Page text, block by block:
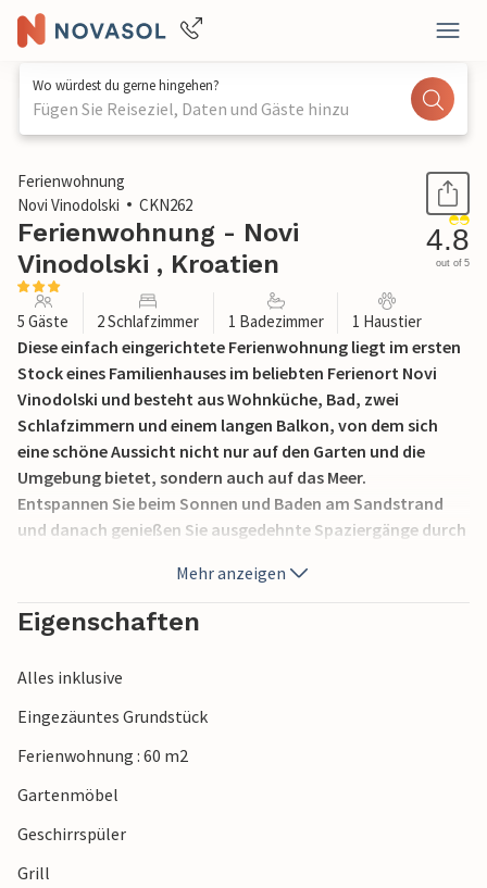
Wo würdest du gerne hingehen?
Fügen Sie Reiseziel, Daten und Gäste hinzu
1 / 25
Ferienwohnung
Novi Vinodolski
CKN262
Ferienwohnung - Novi
Vinodolski , Kroatien
4.8
out of 5
5 Gäste 2 Schlafzimmer 1 Badezimmer 1 Haustier
Diese einfach eingerichtete Ferienwohnung liegt im ersten
Stock eines Familienhauses im beliebten Ferienort Novi
Vinodolski und besteht aus Wohnküche, Bad, zwei
Schlafzimmern und einem langen Balkon, von dem sich
eine schöne Aussicht nicht nur auf den Garten und die
Umgebung bietet, sondern auch auf das Meer.
Entspannen Sie beim Sonnen und Baden am Sandstrand
und danach genießen Sie ausgedehnte Spaziergänge durch
sind Tagesausflüge zu den nahe gelegenen Inseln Krk und
Rab sowie zum Nationalpark Plitvicer Seen, der Sie mit
seinen Naturschönheiten begeistern wird.
Mehr anzeigen
Eigenschaften
Alles inklusive
Eingezäuntes Grundstück
Ferienwohnung : 60 m2
Gartenmöbel
Geschirrspüler
Grill